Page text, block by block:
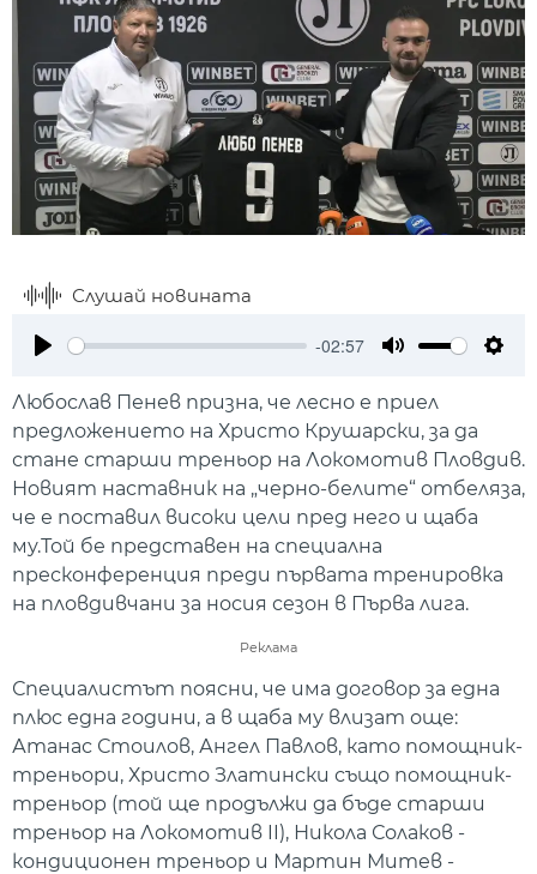
Слушай новината
-02:57
Любослав Пенев призна, че лесно е приел
предложението на Христо Крушарски, за да
стане старши треньор на Локомотив Пловдив.
Новият наставник на „черно-белите“ отбеляза,
че е поставил високи цели пред него и щаба
му.Той бе представен на специална
пресконференция преди първата тренировка
на пловдивчани за носия сезон в Първа лига.
Реклама
Специалистът поясни, че има договор за една
плюс една години, а в щаба му влизат още:
Атанас Стоилов, Ангел Павлов, като помощник-
треньори, Христо Златински също помощник-
треньор (той ще продължи да бъде старши
треньор на Локомотив II), Никола Солаков -
кондиционен треньор и Мартин Митев -